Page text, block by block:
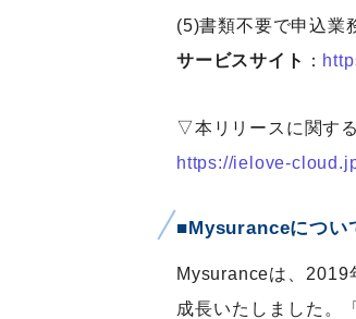
(5)書類不要で申込業
サービスサイト
：
▽本リリースに関す
https://ielove-
■Mysuranceについ
Mysuranceは、2019
成長いたしました。